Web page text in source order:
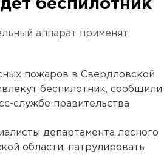
беспилотник
аппарат применят
пожаров в Свердловской
беспилотник, сообщили
службе правительства
департамента лесного
области, патрулировать